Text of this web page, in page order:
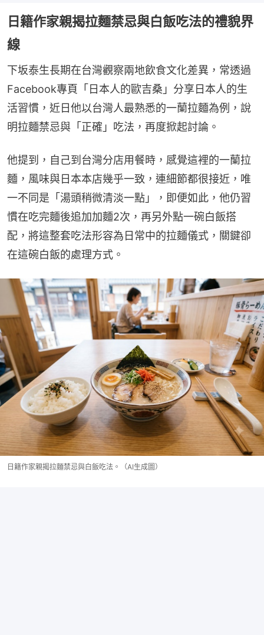
日籍作家親揭拉麵禁忌與白飯吃法的禮貌界
線
下坂泰生長期在台灣觀察兩地飲食文化差異，常透過
Facebook專頁「日本人的歐吉桑」分享日本人的生
活習慣，近日他以台灣人最熟悉的一蘭拉麵為例，說
明拉麵禁忌與「正確」吃法，再度掀起討論。
他提到，自己到台灣分店用餐時，感覺這裡的一蘭拉
麵，風味與日本本店幾乎一致，連細節都很接近，唯
一不同是「湯頭稍微清淡一點」，即便如此，他仍習
慣在吃完麵後追加加麵2次，再另外點一碗白飯搭
配，將這整套吃法形容為日常中的拉麵儀式，關鍵卻
在這碗白飯的處理方式。
日籍作家親揭拉麵禁忌與白飯吃法。（AI生成圖）